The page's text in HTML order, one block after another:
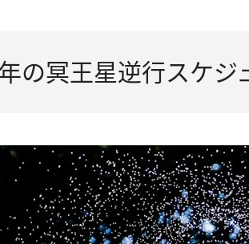
の冥王星逆行スケジ